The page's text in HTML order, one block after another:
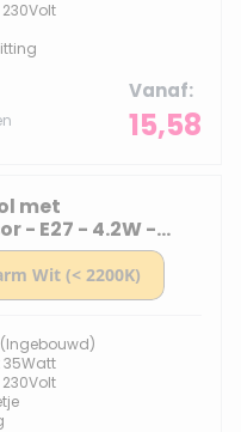
Vanaf
15,58
met
- E27 - 4.2W -
<2200K -
35Watt